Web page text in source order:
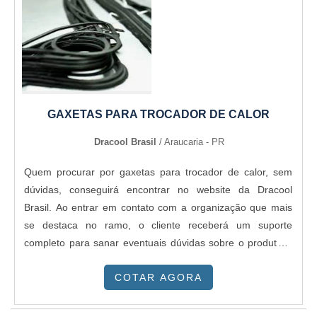
frigoríficas e reforma de câmaras frigoríficas.Isso se deve
ao fato de ser comprometida com os serviços e altamente
qualificada, características possíveis pelo fato de a
empresa ter escritório de alta qualidade onde são
realizadas as atividades e mão de obra especializada.
colaboradores proativos e profissionais com vasta
GAXETAS PARA TROCADOR DE CALOR
Dracool Brasil / Araucaria - PR
Quem procurar por gaxetas para trocador de calor, sem
dúvidas, conseguirá encontrar no website da Dracool
Brasil. Ao entrar em contato com a organização que mais
se destaca no ramo, o cliente receberá um suporte
completo para sanar eventuais dúvidas sobre o produto a
de calor, na Dracool Brasil o cliente obterá ótima qualidade
COTAR AGORA